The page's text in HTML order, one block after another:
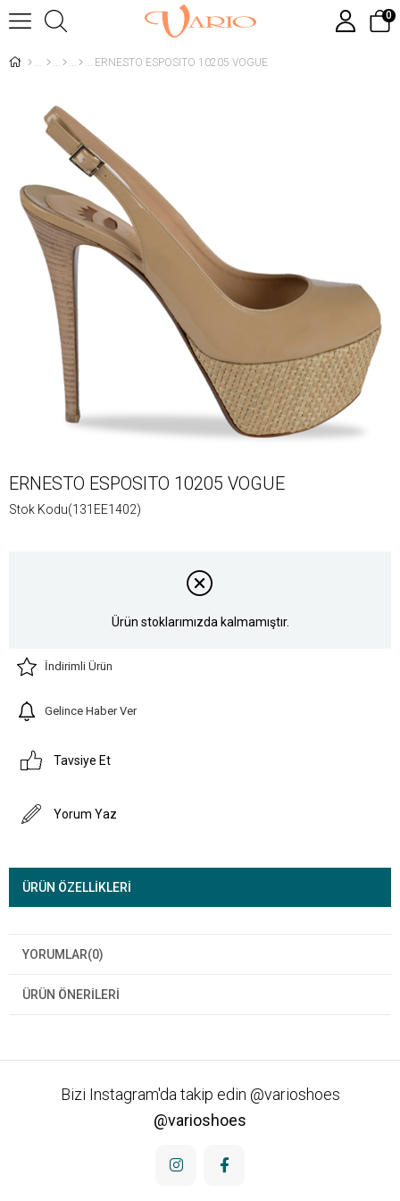
0
ERNESTO ESPOSITO 10205 VOGUE
ERNESTO ESPOSITO 10205 VOGUE
Stok Kodu(131EE1402)
Ürün stoklarımızda kalmamıştır.
İndirimli Ürün
Gelince Haber Ver
Tavsiye Et
Yorum Yaz
ÜRÜN ÖZELLIKLERI
YORUMLAR(0)
ÜRÜN ÖNERILERI
Bizi Instagram'da takip edin @varioshoes
@varioshoes